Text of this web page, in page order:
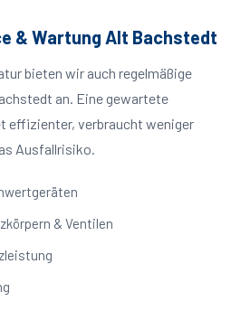
& Wartung Alt Bachstedt
bieten wir auch regelmäßige
an. Eine gewartete
effizienter, verbraucht weniger
Ausfallrisiko.
& Ventilen